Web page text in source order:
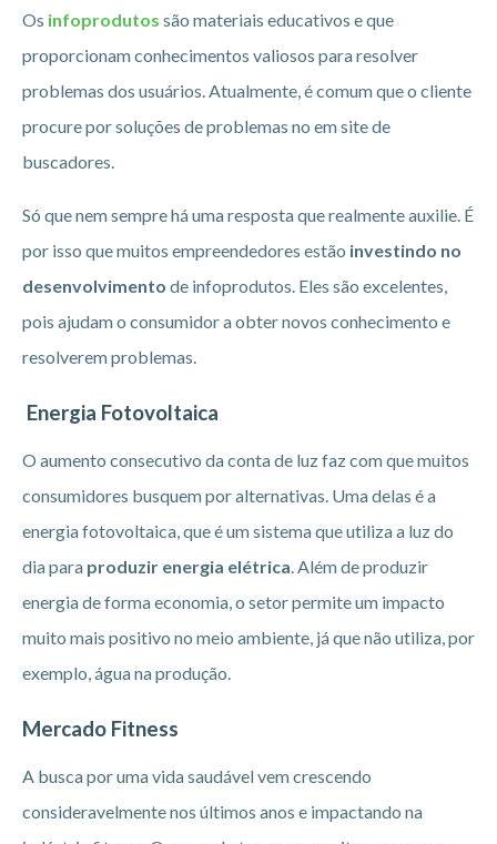
Os infoprodutos são materiais educativos e que
proporcionam conhecimentos valiosos para resolver
problemas dos usuários. Atualmente, é comum que o cliente
procure por soluções de problemas no em site de
buscadores.
Só que nem sempre há uma resposta que realmente auxilie. É
por isso que muitos empreendedores estão investindo no
desenvolvimento de infoprodutos. Eles são excelentes,
pois ajudam o consumidor a obter novos conhecimento e
resolverem problemas.
Energia Fotovoltaica
O aumento consecutivo da conta de luz faz com que muitos
consumidores busquem por alternativas. Uma delas é a
energia fotovoltaica, que é um sistema que utiliza a luz do
dia para produzir energia elétrica. Além de produzir
energia de forma economia, o setor permite um impacto
muito mais positivo no meio ambiente, já que não utiliza, por
exemplo, água na produção.
Mercado Fitness
A busca por uma vida saudável vem crescendo
consideravelmente nos últimos anos e impactando na